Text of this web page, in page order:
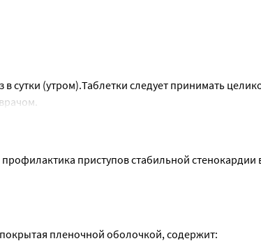
сутки (утром).Таблетки следует принимать
70 мг.
триметазидина для таких пациентов
режима дозирования.
приступов стабильной стенокардии
пленочной оболочкой, содержит: